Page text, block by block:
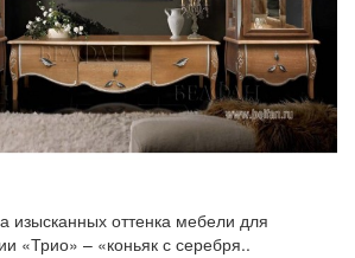
изысканных оттенка мебели для
«Трио» – «коньяк с серебря..